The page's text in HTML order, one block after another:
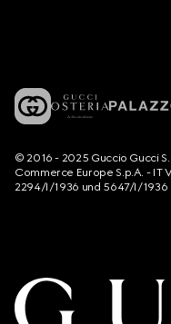
© 2016 - 2025 Guccio Gucci
Commerce Europe S.p.A. - IT
2294/I/1936 und 5647/I/1936